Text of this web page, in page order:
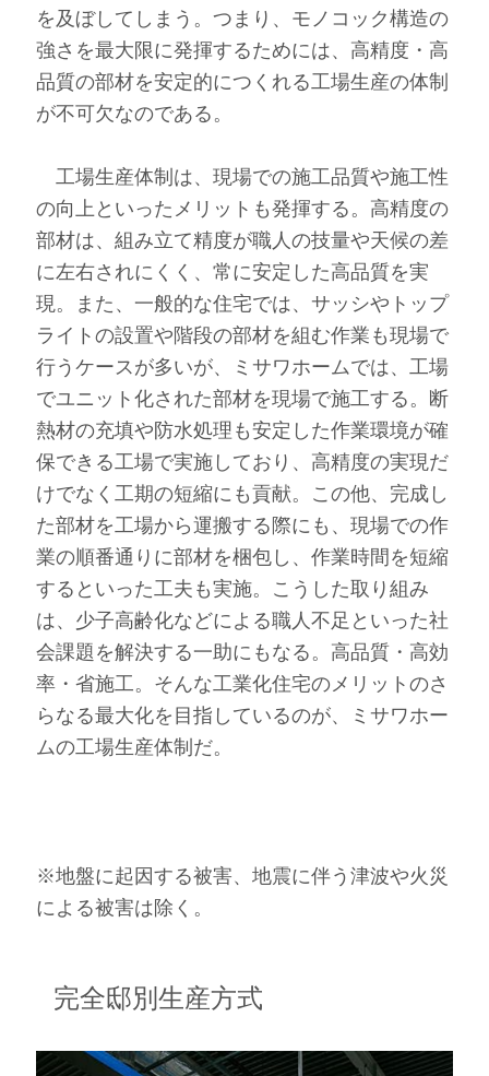
を及ぼしてしまう。つまり、モノコック構造の
強さを最大限に発揮するためには、高精度・高
品質の部材を安定的につくれる工場生産の体制
が不可欠なのである。
工場生産体制は、現場での施工品質や施工性
の向上といったメリットも発揮する。高精度の
部材は、組み立て精度が職人の技量や天候の差
に左右されにくく、常に安定した高品質を実
現。また、一般的な住宅では、サッシやトップ
ライトの設置や階段の部材を組む作業も現場で
行うケースが多いが、ミサワホームでは、工場
でユニット化された部材を現場で施工する。断
熱材の充填や防水処理も安定した作業環境が確
保できる工場で実施しており、高精度の実現だ
けでなく工期の短縮にも貢献。この他、完成し
た部材を工場から運搬する際にも、現場での作
業の順番通りに部材を梱包し、作業時間を短縮
するといった工夫も実施。こうした取り組み
は、少子高齢化などによる職人不足といった社
会課題を解決する一助にもなる。高品質・高効
率・省施工。そんな工業化住宅のメリットのさ
らなる最大化を目指しているのが、ミサワホー
ムの工場生産体制だ。
※地盤に起因する被害、地震に伴う津波や火災
による被害は除く。
完全邸別生産方式